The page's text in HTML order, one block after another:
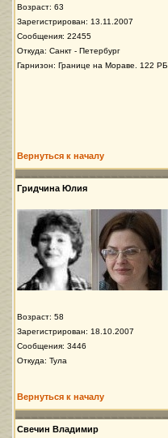
Возраст: 63
Зарегистрирован: 13.11.2007
Сообщения: 22455
Откуда: Санкт - Петербург
Гарнизон: Границе на Мораве. 122 РБ
Вернуться к началу
Гридчина Юлия
Возраст: 58
Зарегистрирован: 18.10.2007
Сообщения: 3446
Откуда: Тула
Вернуться к началу
Свечин Владимир